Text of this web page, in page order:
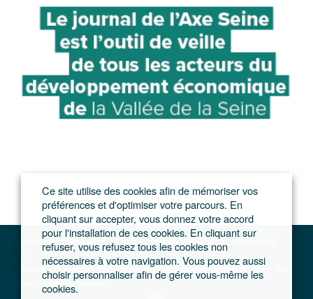
Le journal du Grand Paris – L'actualité du développement de l'Ile-de-France
Dans le 11e arrondissement, une expérimentation pour valoriser la chaleur des
eaux usées des logements
Ce site utilise des cookies afin de mémoriser vos
préférences et d'optimiser votre parcours. En
cliquant sur accepter, vous donnez votre accord
pour l'installation de ces cookies. En cliquant sur
refuser, vous refusez tous les cookies non
nécessaires à votre navigation. Vous pouvez aussi
choisir personnaliser afin de gérer vous-même les
cookies.